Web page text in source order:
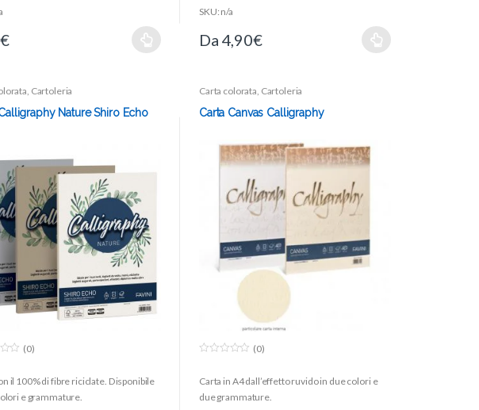
€
SKU: n/a
Da 4,90€
Cartoleria
Nature Shiro Echo
(0)
il 100% di fibre riciclate. Disponibile
e grammature.
Carta colorata Cartoleria
Carta Canvas Calligraphy
u
o
(0)
Carta in A4 dall’effetto ruvido in due colori e
due grammature.